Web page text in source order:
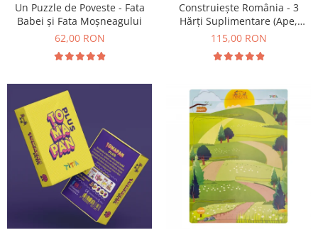
Un Puzzle de Poveste - Fata
Babei și Fata Moșneagului
62,00 RON
Construiește România - 3
Hărți Suplimentare (Ape,
Resurse, Vegetație și Faună)
115,00 RON